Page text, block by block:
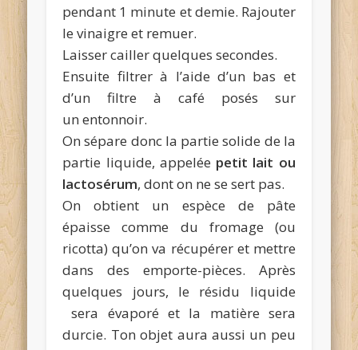
pendant 1 minute et demie. Rajouter
le vinaigre et remuer.
Laisser cailler quelques secondes.
Ensuite filtrer à l’aide d’un bas et
d’un filtre à café posés sur
un entonnoir.
On sépare donc la partie solide de la
partie liquide, appelée petit lait ou
lactosérum, dont on ne se sert pas.
On obtient un espèce de pâte
épaisse comme du fromage (ou
ricotta) qu’on va récupérer et mettre
dans des emporte-pièces. Après
quelques jours, le résidu liquide
sera évaporé et la matière sera
durcie. Ton objet aura aussi un peu